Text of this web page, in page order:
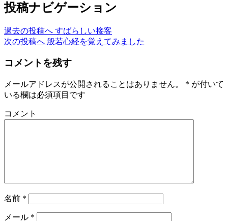
投稿ナビゲーション
過去の投稿へ すばらしい接客
次の投稿へ 般若心経を覚えてみました
コメントを残す
メールアドレスが公開されることはありません。 * が付いて
いる欄は必須項目です
コメント
名前 *
メール *